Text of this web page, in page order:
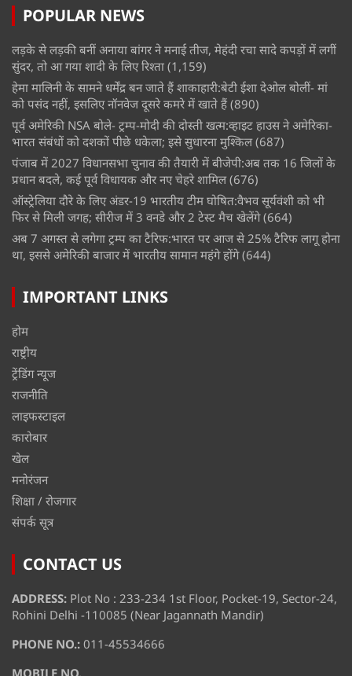
POPULAR NEWS
लड़के से लड़की बनीं अनाया बांगर ने मनाई तीज, मेहंदी रचा सादे कपड़ों में लगीं
सुंदर, तो आ गया शादी के लिए रिश्ता (1,159)
हेमा मालिनी के सामने धर्मेंद्र बन जाते हैं शाकाहारी:बेटी ईशा देओल बोलीं- मां
को पसंद नहीं, इसलिए नॉनवेज दूसरे कमरे में खाते हैं (890)
पूर्व अमेरिकी NSA बोले- ट्रम्प-मोदी की दोस्ती खत्म:व्हाइट हाउस ने अमेरिका-
भारत संबंधों को दशकों पीछे धकेला; इसे सुधारना मुश्किल (687)
पंजाब में 2027 विधानसभा चुनाव की तैयारी में बीजेपी:अब तक 16 जिलों के
प्रधान बदले, कई पूर्व विधायक और नए चेहरे शामिल (676)
ऑस्ट्रेलिया दौरे के लिए अंडर-19 भारतीय टीम घोषित:वैभव सूर्यवंशी को भी
फिर से मिली जगह; सीरीज में 3 वनडे और 2 टेस्ट मैच खेलेंगे (664)
अब 7 अगस्त से लगेगा ट्रम्प का टैरिफ:भारत पर आज से 25% टैरिफ लागू होना
था, इससे अमेरिकी बाजार में भारतीय सामान महंगे होंगे (644)
IMPORTANT LINKS
होम
राष्ट्रीय
ट्रेंडिंग न्यूज
राजनीति
लाइफस्टाइल
कारोबार
खेल
मनोरंजन
शिक्षा / रोजगार
संपर्क सूत्र
CONTACT US
ADDRESS: Plot No : 233-234 1st Floor, Pocket-19, Sector-24,
Rohini Delhi -110085 (Near Jagannath Mandir)
PHONE NO.: 011-45534666